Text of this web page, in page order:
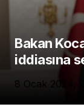
Bakan
iddiasına
8 Ocak 2024,